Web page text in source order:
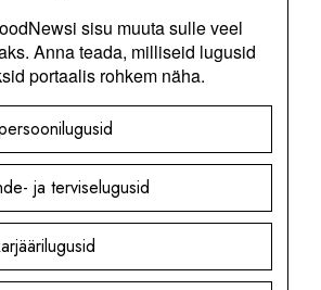
sisu muuta sulle veel
Anna teada, milliseid lugusid
portaalis rohkem näha.
ja terviselugusid